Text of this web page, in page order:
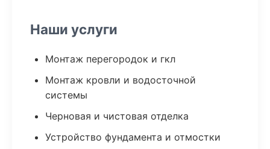
Наши услуги
Монтаж перегородок и гкл
Монтаж кровли и водосточной
системы
Черновая и чистовая отделка
Устройство фундамента и отмостки